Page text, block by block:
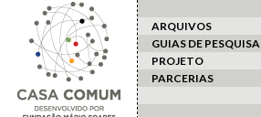
ARQUIVOS
GUIAS DE PESQUISA
PROJETO
PARCERIAS